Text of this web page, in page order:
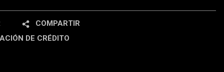
COMPARTIR
DE CRÉDITO